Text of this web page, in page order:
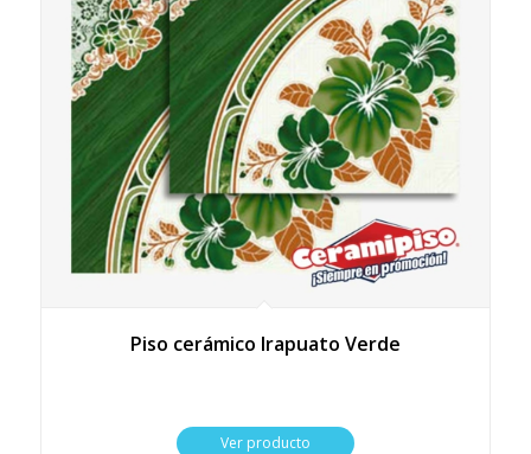
Piso cerámico Irapuato Verde
Ver producto